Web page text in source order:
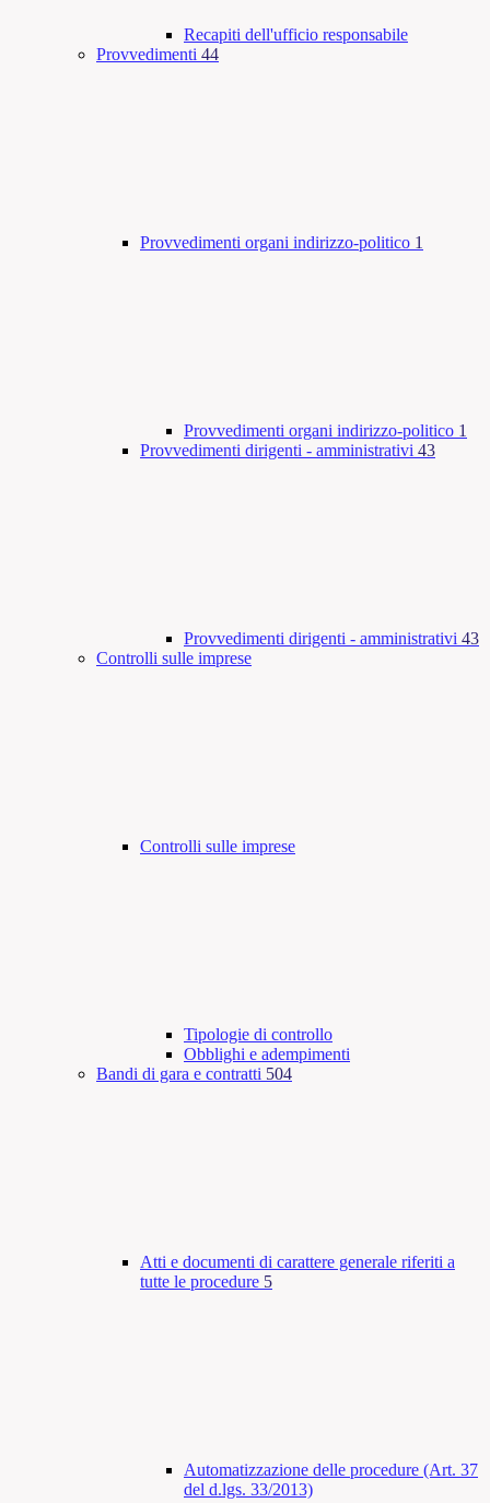
Recapiti dell'ufficio responsabile
Provvedimenti 44
Provvedimenti organi indirizzo-politico 1
Provvedimenti organi indirizzo-politico 1
Provvedimenti dirigenti - amministrativi 43
Provvedimenti dirigenti - amministrativi 43
Controlli sulle imprese
Controlli sulle imprese
Tipologie di controllo
Obblighi e adempimenti
Bandi di gara e contratti 504
Atti e documenti di carattere generale riferiti a
tutte le procedure 5
Automatizzazione delle procedure (Art. 37
del d.lgs. 33/2013)